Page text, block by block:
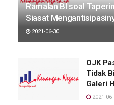
Ramalan BI soal
Siasat
2021-06-30
OJK
Tidak
Galeri
2021-